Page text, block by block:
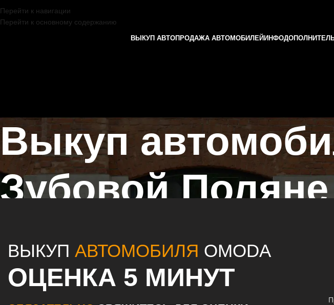
Перейти к навигации
Перейти к основному содержанию
ВЫКУП АВТОПРОДАЖА АВТОМОБИЛЕЙ ИНФО
Выкуп
Зубовой Поляне
ВЫКУП АВТОМОБИЛЯ OMODA
ОЦЕНКА 5 МИНУТ